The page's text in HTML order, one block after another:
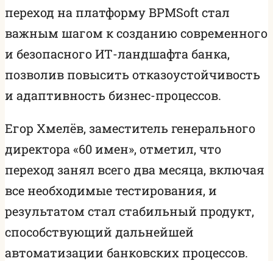
переход на платформу BPMSoft стал
важным шагом к созданию современного
и безопасного ИТ-ландшафта банка,
позволив повысить отказоустойчивость
и адаптивность бизнес-процессов.
Егор Хмелёв, заместитель генерального
директора «60 имен», отметил, что
переход занял всего два месяца, включая
все необходимые тестирования, и
результатом стал стабильный продукт,
способствующий дальнейшей
автоматизации банковских процессов.